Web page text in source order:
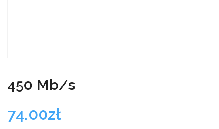
450 Mb/s
74.00zł